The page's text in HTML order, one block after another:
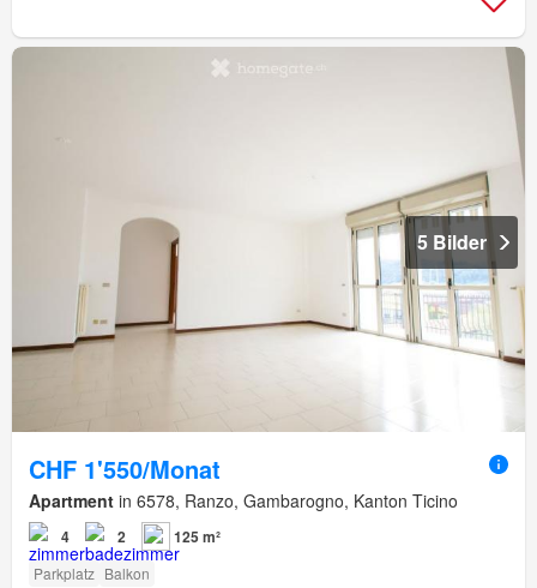
5 Bilder
CHF 1'550/Monat
Apartment in 6578, Ranzo, Gambarogno, Kanton Ticino
4 2 125 m²
Parkplatz Balkon